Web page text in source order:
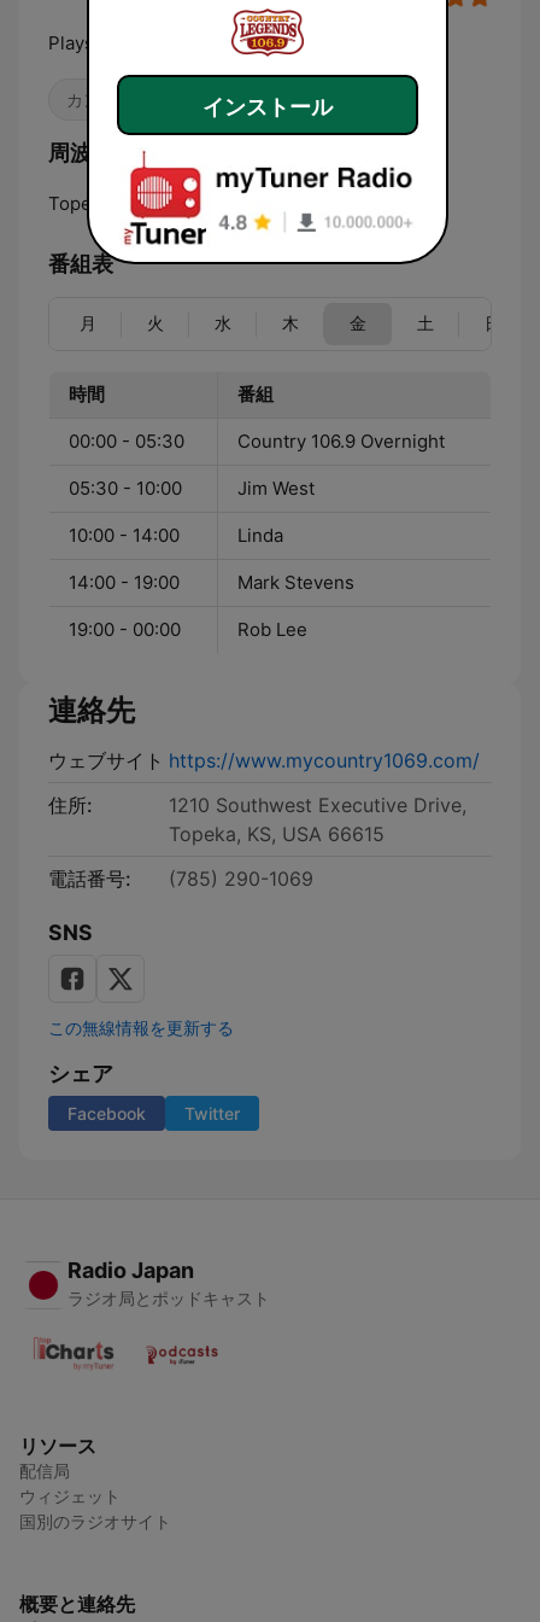
Plays The Legends of Country
カントリー
周波数 KTPK Classic Country 106.9:
Topeka: 106.9 FM
番組表
月 火 水 木 金 土 日
時間 番組
00:00 - 05:30 Country 106.9 Overnight
05:30 - 10:00 Jim West
10:00 - 14:00 Linda
14:00 - 19:00 Mark Stevens
19:00 - 00:00 Rob Lee
連絡先
ウェブサイト https://www.mycountry1069.com/
住所:
1210 Southwest Executive Drive,
Topeka, KS, USA 66615
電話番号:
(785) 290-1069
SNS
この無線情報を更新する
シェア
Facebook Twitter
Radio Japan
ラジオ局とポッドキャスト
リソース
配信局
ウィジェット
国別のラジオサイト
概要と連絡先
インストール